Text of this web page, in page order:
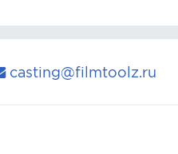
casting@filmtoolz.ru